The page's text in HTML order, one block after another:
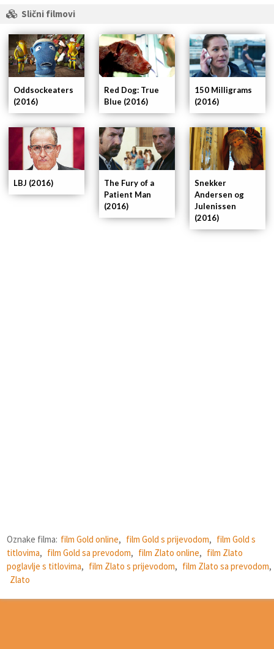
Slični filmovi
Snekker
Andersen og
Julenissen
(2016)
The Fury of a
Patient Man
(2016)
LBJ (2016)
150 Milligrams
(2016)
Red Dog: True
Blue (2016)
Oddsockeaters
(2016)
Oznake filma: film Gold online, film Gold s prijevodom, film Gold s
titlovima, film Gold sa prevodom, film Zlato online, film Zlato
poglavlje s titlovima, film Zlato s prijevodom, film Zlato sa prevodom,
Zlato